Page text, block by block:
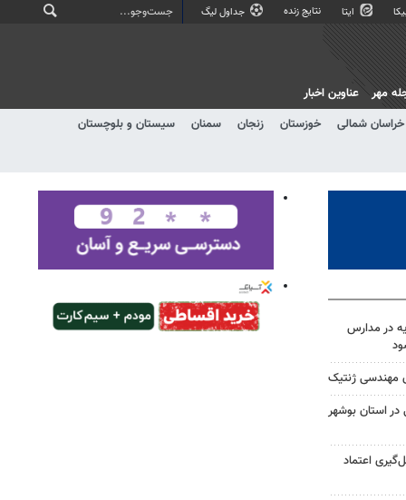
ایتا نتایج زنده جداول لیگ
خراسان شمالی خوزستان زنجان سمنان
سیستان و بلوچستان
مهر عناوین اخبار
در مدارس
مهندسی ژنتیک
در استان بوشهر
اعتماد